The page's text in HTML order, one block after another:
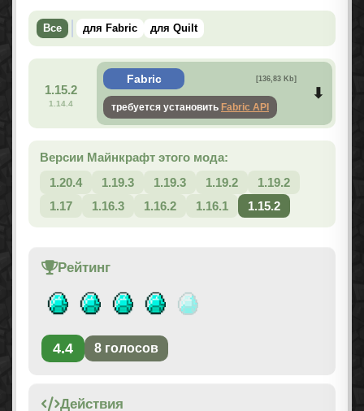
Все для Fabric для Quilt
1.15.2
1.14.4
Fabric [136,83 Kb]
требуется установить Fabric API
Версии Майнкрафт этого мода:
1.20.4
1.19.3 1.19.3 1.19.2
1.19.2
1.17
1.16.3 1.16.2 1.16.1 1.15.2
Рейтинг
4.4 8 голосов
Действия